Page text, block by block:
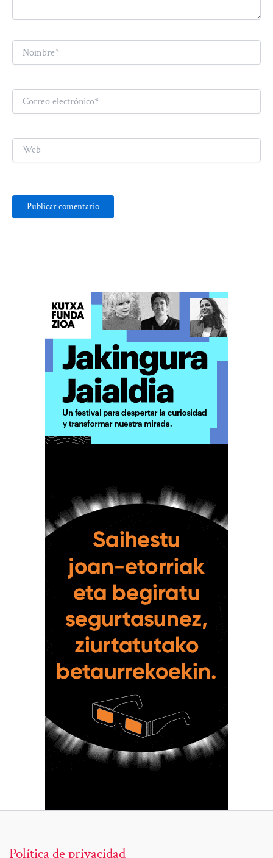
Nombre*
Correo
electrónico*
Web
Política de privacidad